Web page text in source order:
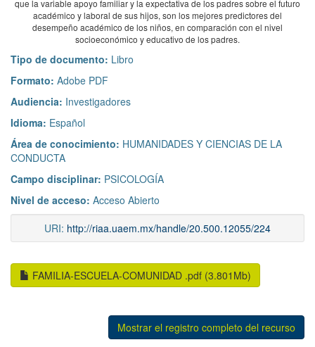
comunicación en el hogar, las expectativas que tienen los padres de la
educación de sus hijos, sus creencias y valoraciones, sus estrategias de
apoyo en el estudio de sus hijos. Investigaciones realizadas han mostrado
que la variable apoyo familiar y la expectativa de los padres sobre el futuro
desempeño académico de los niños, en comparación con el nivel
socioeconómico y educativo de los padres.
Tipo de documento:Libro
Formato:Adobe PDF
Audiencia:Investigadores
Idioma:Español
Área de conocimiento:HUMANIDADES Y CIENCIAS DE LA
CONDUCTA
Campo disciplinar:PSICOLOGÍA
Nivel de acceso:
URI:http://riaa.uaem.mx/handle/20.500.12055/224
FAMILIA-ESCUELA-COMUNIDAD .pdf (3.801Mb)